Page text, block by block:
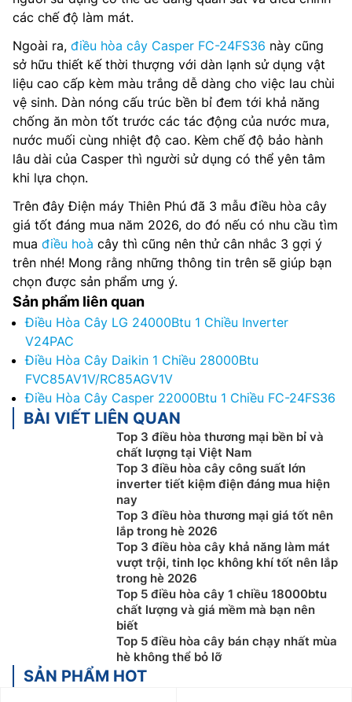
các chế độ làm mát.
Ngoài ra, điều hòa cây Casper FC-24FS36 này cũng
sở hữu thiết kế thời thượng với dàn lạnh sử dụng vật
liệu cao cấp kèm màu trắng dễ dàng cho việc lau chùi
vệ sinh. Dàn nóng cấu trúc bền bỉ đem tới khả năng
chống ăn mòn tốt trước các tác động của nước mưa,
nước muối cùng nhiệt độ cao. Kèm chế độ bảo hành
lâu dài của Casper thì người sử dụng có thể yên tâm
khi lựa chọn.
Trên đây Điện máy Thiên Phú đã 3 mẫu điều hòa cây
giá tốt đáng mua năm 2026, do đó nếu có nhu cầu tìm
mua điều hoà cây thì cũng nên thử cân nhắc 3 gợi ý
trên nhé! Mong rằng những thông tin trên sẽ giúp bạn
chọn được sản phẩm ưng ý.
Sản phẩm liên quan
Điều Hòa Cây LG 24000Btu 1 Chiều Inverter
V24PAC
Điều Hòa Cây Daikin 1 Chiều 28000Btu
FVC85AV1V/RC85AGV1V
Điều Hòa Cây Casper 22000Btu 1 Chiều FC-24FS36
BÀI VIẾT LIÊN QUAN
Top 3 điều hòa thương mại bền bỉ và
chất lượng tại Việt Nam
Top 3 điều hòa cây công suất lớn
inverter tiết kiệm điện đáng mua hiện
nay
Top 3 điều hòa thương mại giá tốt nên
lắp trong hè 2026
Top 3 điều hòa cây khả năng làm mát
vượt trội, tinh lọc không khí tốt nên lắp
trong hè 2026
Top 5 điều hòa cây 1 chiều 18000btu
chất lượng và giá mềm mà bạn nên
biết
Top 5 điều hòa cây bán chạy nhất mùa
hè không thể bỏ lỡ
SẢN PHẨM HOT